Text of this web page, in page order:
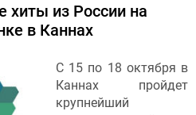
хиты из России на
в Каннах
C 15 по 18 октября в
Каннах пройдет
крупнейший